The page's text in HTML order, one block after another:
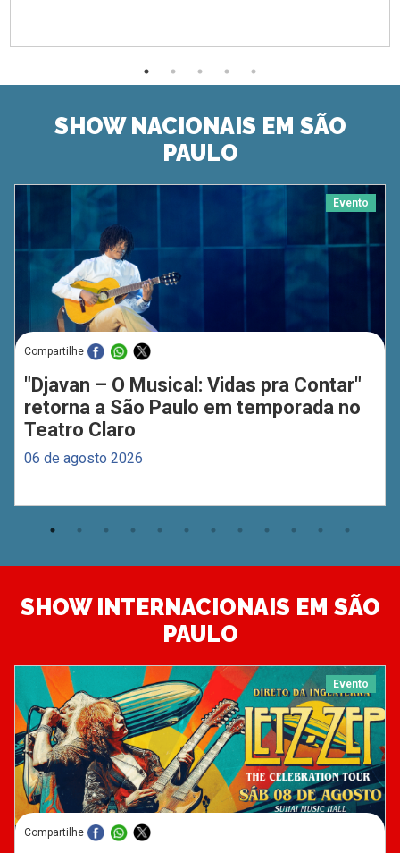
SHOW NACIONAIS EM SÃO
PAULO
Evento
Compartilhe
"Djavan – O Musical: Vidas pra Contar"
retorna a São Paulo em temporada no
Teatro Claro
06 de agosto 2026
SHOW INTERNACIONAIS EM SÃO
PAULO
Evento
Compartilhe